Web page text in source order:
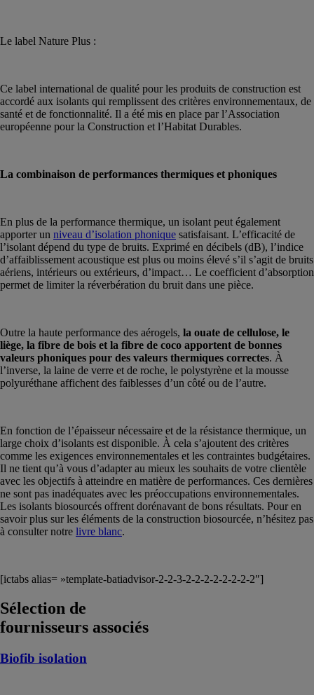
Le label Nature Plus :
Ce label international de qualité pour les produits de construction est
accordé aux isolants qui remplissent des critères environnementaux, de
santé et de fonctionnalité. Il a été mis en place par l’Association
européenne pour la Construction et l’Habitat Durables.
La combinaison de performances thermiques et phoniques
En plus de la performance thermique, un isolant peut également
apporter un niveau d’isolation phonique satisfaisant. L’efficacité de
l’isolant dépend du type de bruits. Exprimé en décibels (dB), l’indice
d’affaiblissement acoustique est plus ou moins élevé s’il s’agit de bruits
aériens, intérieurs ou extérieurs, d’impact… Le coefficient d’absorption
permet de limiter la réverbération du bruit dans une pièce.
Outre la haute performance des aérogels, la ouate de cellulose, le
liège, la fibre de bois et la fibre de coco apportent de bonnes
valeurs phoniques pour des valeurs thermiques correctes. À
l’inverse, la laine de verre et de roche, le polystyrène et la mousse
polyuréthane affichent des faiblesses d’un côté ou de l’autre.
En fonction de l’épaisseur nécessaire et de la résistance thermique, un
large choix d’isolants est disponible. À cela s’ajoutent des critères
comme les exigences environnementales et les contraintes budgétaires.
Il ne tient qu’à vous d’adapter au mieux les souhaits de votre clientèle
avec les objectifs à atteindre en matière de performances. Ces dernières
ne sont pas inadéquates avec les préoccupations environnementales.
Les isolants biosourcés offrent dorénavant de bons résultats. Pour en
savoir plus sur les éléments de la construction biosourcée, n’hésitez pas
à consulter notre livre blanc.
[ictabs alias= »template-batiadvisor-2-2-3-2-2-2-2-2-2-2-2″]
Sélection de
fournisseurs associés
Biofib isolation